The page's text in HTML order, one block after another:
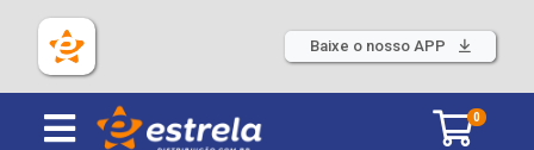
Baixe o nosso APP
0